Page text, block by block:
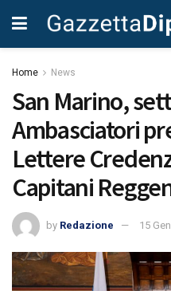
Home News
San Marino,
Ambasciatori
Lettere
Capitani
by Redazione 15